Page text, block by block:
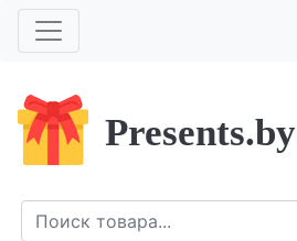
Presents.by